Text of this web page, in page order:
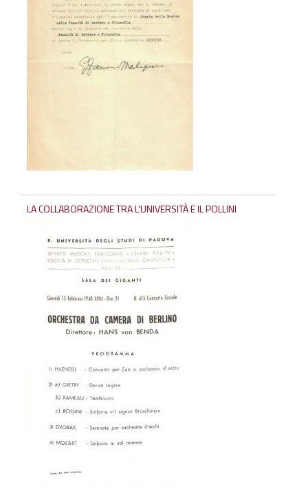
LA COLLABORAZIONE TRA L'UNIVERSITÀ E IL POLLINI